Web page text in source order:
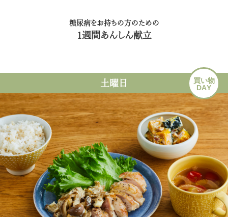
糖尿病をお持ちの方のための
1週間あんしん献立
土曜日
買い物
DAY